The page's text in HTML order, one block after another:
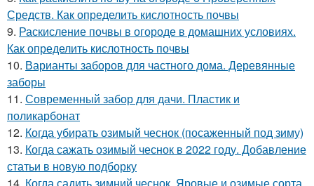
Средств. Как определить кислотность почвы
9. Раскисление почвы в огороде в домашних условиях.
Как определить кислотность почвы
10. Варианты заборов для частного дома. Деревянные
заборы
11. Современный забор для дачи. Пластик и
поликарбонат
12. Когда убирать озимый чеснок (посаженный под зиму)
13. Когда сажать озимый чеснок в 2022 году. Добавление
статьи в новую подборку